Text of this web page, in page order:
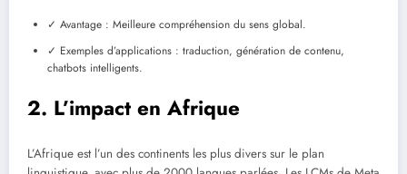
✓ Avantage : Meilleure compréhension du sens global.
✓ Exemples d’applications : traduction, génération de contenu,
chatbots intelligents.
2. L’impact en Afrique
L’Afrique est l’un des continents les plus divers sur le plan